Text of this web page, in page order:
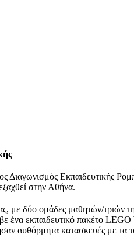
Διαγωνισμός Εκπαιδευτικής
στην Αθήνα.
με δύο ομάδες μαθητών/τριών
ένα εκπαιδευτικό πακέτο
αυθόρμητα κατασκευές με τα